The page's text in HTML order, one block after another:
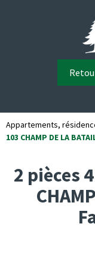
Appartements,
103 CHAMP DE LA
2 pièces